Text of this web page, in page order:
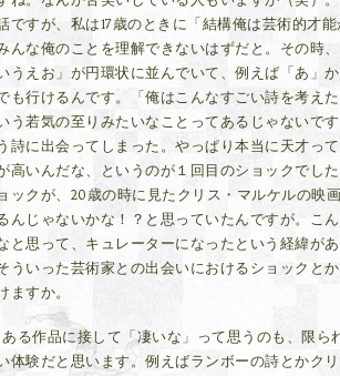
すが、私は17歳のときに「結構俺は芸術的才
んな俺のことを理解できないはずだと。その時
うえお」が円環状に並んでいて、例えば「あ」
も行けるんです。「俺はこんなすごい詩を考え
う若気の至りみたいなことってあるじゃないで
詩に出会ってしまった。やっぱり本当に天才っ
高いんだな、というのが１回目のショックでし
クが、20歳の時に見たクリス・マルケルの映
んじゃないかな！？と思っていたんですが。こ
と思って、キュレーターになったという経緯が
いった芸術家との出会いにおけるショックと
ますか。
る作品に接して「凄いな」って思うのも、限ら
体験だと思います。例えばランボーの詩とかク